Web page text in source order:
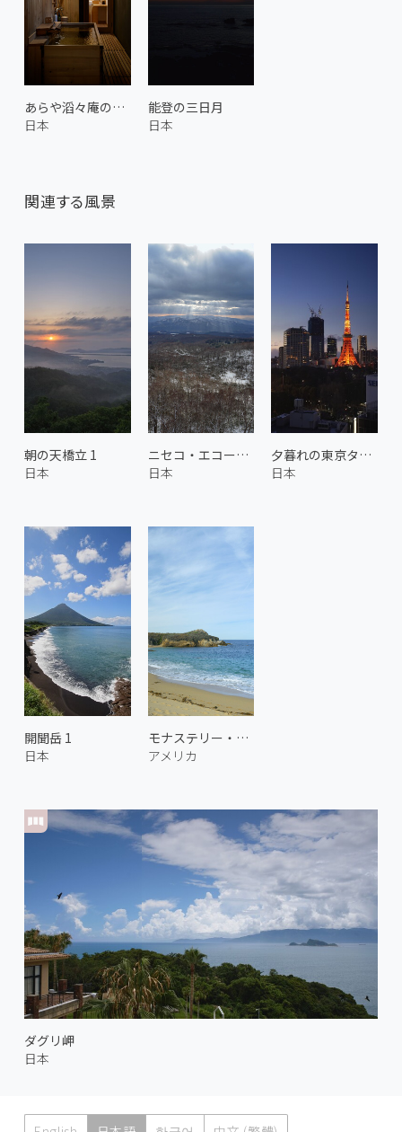
あらや滔々庵の客室 2
日本
能登の三日月
日本
関連する風景
朝の天橋立 1
日本
ニセコ・エコーラインからの眺め
日本
夕暮れの東京タワー 1
日本
開聞岳 1
日本
モナステリー・ビーチ
アメリカ
ダグリ岬
日本